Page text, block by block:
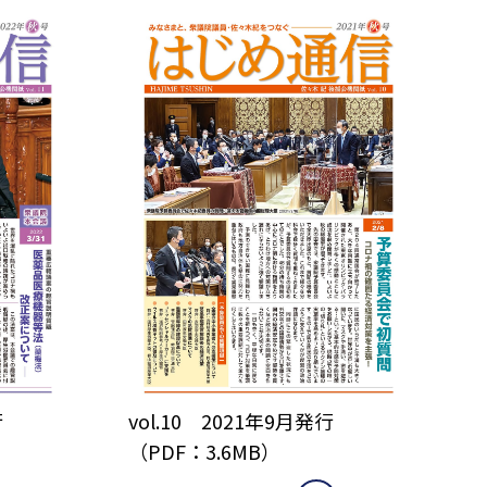
vol.10 2021年9月発行
（PDF：3.6MB）